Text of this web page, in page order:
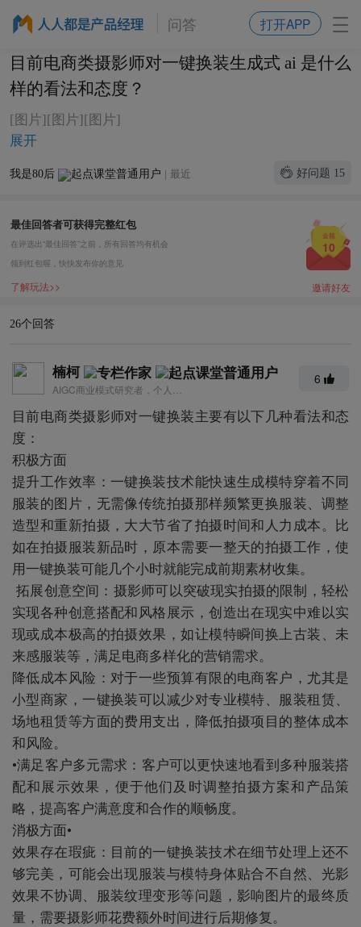
问答 打开APP
目前电商类摄影师对一键换装生成式 ai 是什么
样的看法和态度？
[图片][图片][图片]
展开
我是80后 | 最近 好问题 15
最佳回答者可获得完整红包
在评选出“最佳回答”之前，所有回答均有机会
领到红包喔，快快发布你的意见
金额
10
了解玩法>> 邀请好友
26个回答
楠柯 6
目前电商类摄影师对一键换装主要有以下几种看法和态
度：
积极方面
提升工作效率：一键换装技术能快速生成模特穿着不同
服装的图片，无需像传统拍摄那样频繁更换服装、调整
造型和重新拍摄，大大节省了拍摄时间和人力成本。比
如在拍摄服装新品时，原本需要一整天的拍摄工作，使
用一键换装可能几个小时就能完成前期素材收集。
拓展创意空间：摄影师可以突破现实拍摄的限制，轻松
实现各种创意搭配和风格展示，创造出在现实中难以实
现或成本极高的拍摄效果，如让模特瞬间换上古装、未
来感服装等，满足电商多样化的营销需求。
降低成本风险：对于一些预算有限的电商客户，尤其是
小型商家，一键换装可以减少对专业模特、服装租赁、
场地租赁等方面的费用支出，降低拍摄项目的整体成本
和风险。
•满足客户多元需求：客户可以更快速地看到多种服装搭
配和展示效果，便于他们及时调整拍摄方案和产品策
略，提高客户满意度和合作的顺畅度。
消极方面•
效果存在瑕疵：目前的一键换装技术在细节处理上还不
够完美，可能会出现服装与模特身体贴合不自然、光影
效果不协调、服装纹理变形等问题，影响图片的最终质
量，需要摄影师花费额外时间进行后期修复。